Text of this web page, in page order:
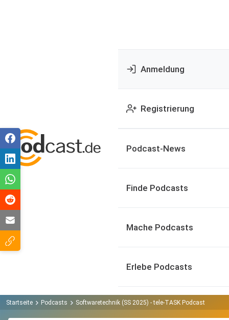
Anmeldung
Registrierung
Podcast-News
Finde Podcasts
Mache Podcasts
Erlebe Podcasts
Startseite Podcasts Softwaretechnik (SS 2025) - tele-TASK Podcast